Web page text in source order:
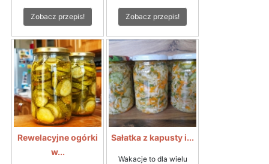
Zobacz przepis! Zobacz przepis!
Rewelacyjne ogórki
w...
Sałatka z kapusty i...
Wakacje to dla wielu